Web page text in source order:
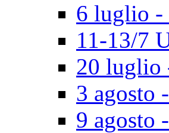
6 luglio -
11-13/7
20 luglio
3 agosto
9 agosto